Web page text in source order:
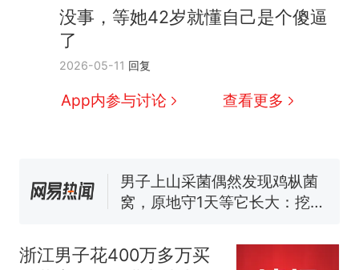
没事，等她42岁就懂自己是个傻逼
了
2026-05-11 回复
App内参与讨论 查看更多
因老师一句“跟我回家”改写了
人生
新
制裁瓜子饺子，美国怕什
么？
协会回应
男子上山采菌偶然发现鸡枞菌
窝，原地守1天等它长大：挖了
回大海 目击者直呼震惊 （视频
来源：参考消息）
笔试第一被第二名传话劝弃考
浙江男子花400万多万买